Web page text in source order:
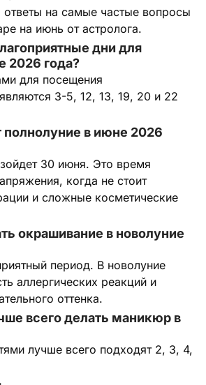
на самые частые вопросы
на июнь от астролога.
дни для
2026 года?
для посещения
3-5, 12, 13, 19, 20 и 22
полнолуние в июне 2026
30 июня. Это время
когда не стоит
и сложные косметические
окрашивание в новолуние
период. В новолуние
аллергических реакций и
оттенка.
всего делать маникюр в
лучше всего подходят 2, 3, 4,